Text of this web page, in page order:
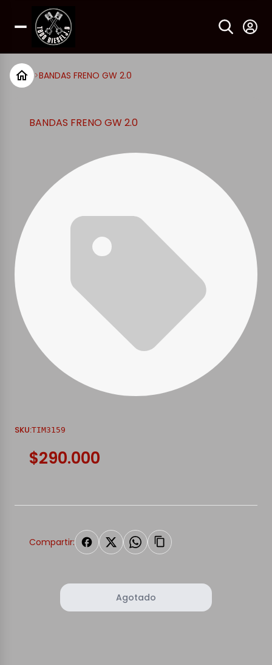
>BANDAS FRENO GW 2.0
BANDAS FRENO GW 2.0
SKU:TIM3159
$290.000
Compartir:
Agotado